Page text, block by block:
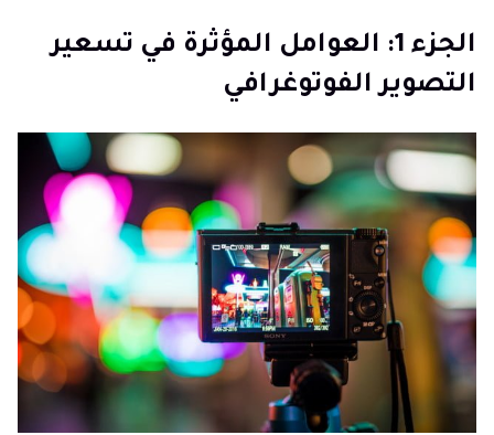
الجزء 2: نماذج تسعير التصوير الشائعة
الجزء 3: متوسط أسعار التصوير حسب النوع
الجزء 4: نصائح لتحديد أسعار التصوير الخاصة بك
الجزء 5: تطبيق رائع لتحسين الصور: Hitpaw Fotorpea
الجزء 6: خاتمة
الجزء 1: العوامل المؤثرة في تسعير
التصوير الفوتوغرافي